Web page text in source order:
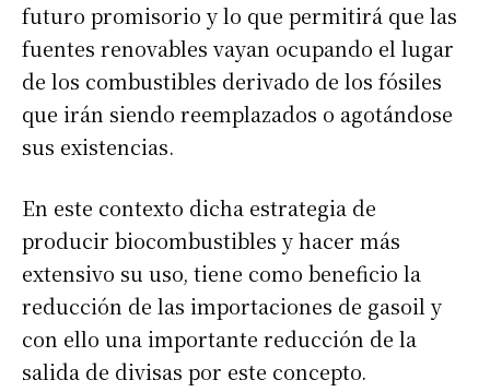
futuro promisorio y lo que permitirá que las
fuentes renovables vayan ocupando el lugar
de los combustibles derivado de los fósiles
que irán siendo reemplazados o agotándose
sus existencias.
En este contexto dicha estrategia de
producir biocombustibles y hacer más
extensivo su uso, tiene como beneficio la
reducción de las importaciones de gasoil y
con ello una importante reducción de la
salida de divisas por este concepto.